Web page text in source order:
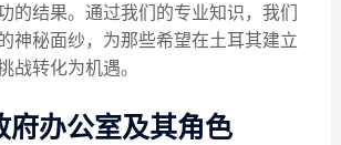
的结果。通过我们的专业知识，我们
神秘面纱，为那些希望在土耳其建立
战转化为机遇。
府办公室及其角色